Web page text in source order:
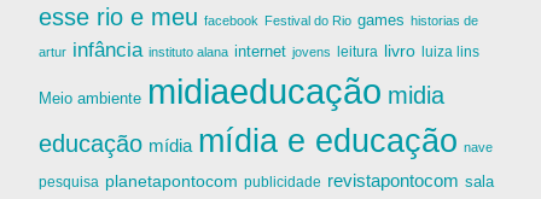
esse rio e meu facebook Festival do Rio games historias de
artur infância instituto alana internet jovens leitura livro luiza lins
Meio ambiente midiaeducação midia
educação mídia mídia e educação nave
pesquisa planetapontocom publicidade revistapontocom sala